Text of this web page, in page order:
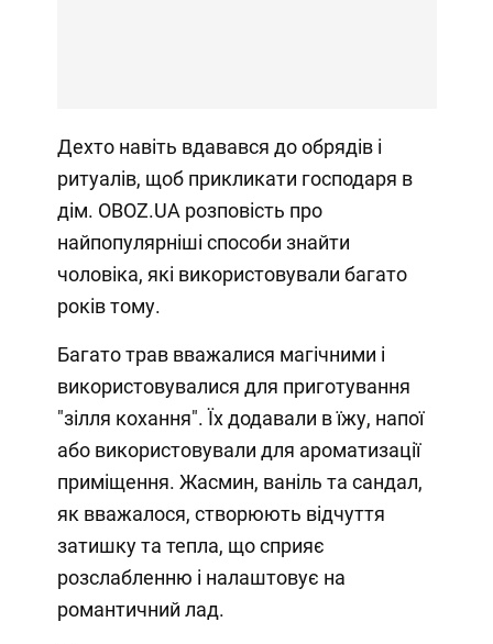
Дехто навіть вдавався до обрядів і
ритуалів, щоб прикликати господаря в
дім. OBOZ.UA розповість про
найпопулярніші способи знайти
чоловіка, які використовували багато
років тому.
Багато трав вважалися магічними і
використовувалися для приготування
"зілля кохання". Їх додавали в їжу, напої
або використовували для ароматизації
приміщення. Жасмин, ваніль та сандал,
як вважалося, створюють відчуття
затишку та тепла, що сприяє
розслабленню і налаштовує на
романтичний лад.